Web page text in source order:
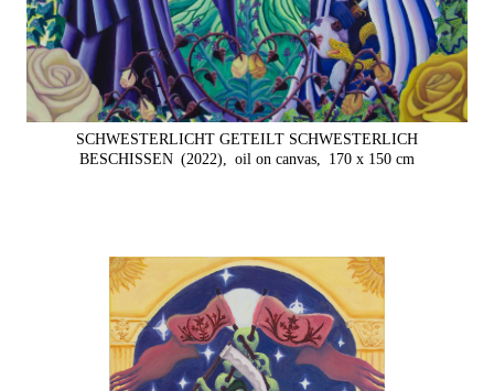
SCHWESTERLICHT GETEILT SCHWESTERLICH
BESCHISSEN (2022), oil on canvas, 170 x 150 cm